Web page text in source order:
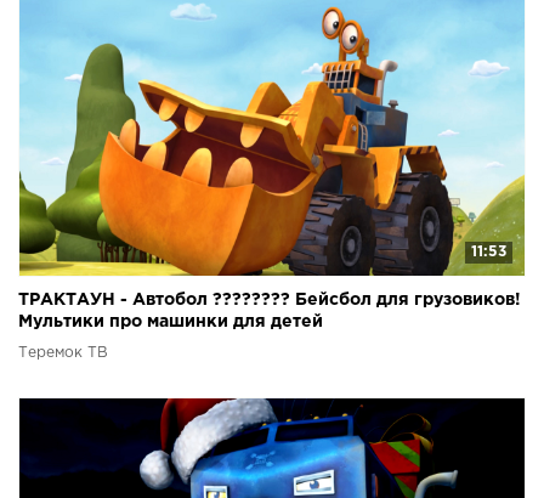
11:53
ТРАКТАУН - Автобол ???????? Бейсбол для грузовиков!
Мультики про машинки для детей
Теремок ТВ